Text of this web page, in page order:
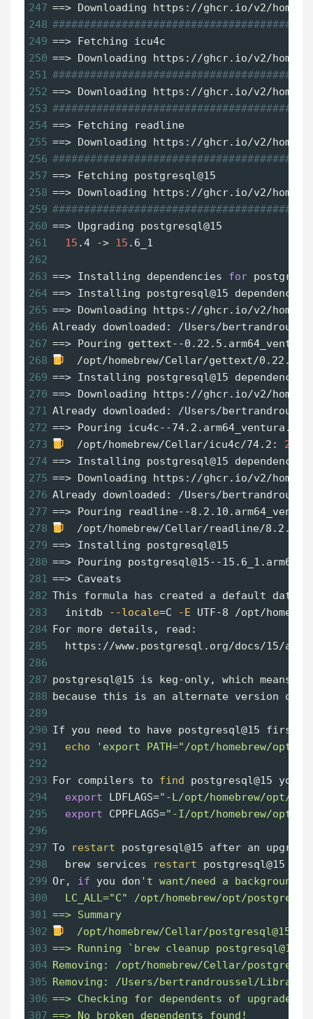
247 ==> Downloading https://ghcr.io/v2/
248
249 ==> Fetching icu4c
250 ==> Downloading https://ghcr.io/v2/
251
252 ==> Downloading https://ghcr.io/v2/
253
254 ==> Fetching readline
255 ==> Downloading https://ghcr.io/v2/
256
257 ==> Fetching postgresql@15
258 ==> Downloading https://ghcr.io/v2/
259
260 ==> Upgrading postgresql@15
261
15 .4 -> 15 .6_1
262
263 ==> Installing dependencies for
264 ==> Installing postgresql@15 dependency:
265 ==> Downloading https://ghcr.io/v2/
266 Already downloaded: /Users/
267 ==> Pouring gettext--
268
  /opt/homebrew/Cellar/gettext/0.22.5:
269 ==> Installing postgresql@15 dependency:
270 ==> Downloading https://ghcr.io/v2/
271 Already downloaded: /Users/
272 ==> Pouring icu4c--
273
  /opt/homebrew/Cellar/icu4c/74.2:
270
274 ==> Installing postgresql@15 dependency:
275 ==> Downloading https://ghcr.io/v2/
276 Already downloaded: /Users/
277 ==> Pouring readline--
278
/opt/homebrew/Cellar/readline/
279 ==> Installing postgresql@15
280 ==> Pouring postgresql@15--
281 ==> Caveats
282 This formula has created a default
283
  initdb
--locale=C -E UTF-8 /opt/
284 For more details, read:
285
https://www.postgresql.org/docs/15/
286
287 postgresql@15 is keg-only, which means
288 because this is an alternate version of
289
290 If you need to have postgresql@15 first
291
echo
'export PATH="/opt/homebrew/opt/
292
293 For compilers to find postgresql@15 you
294
export LDFLAGS="-L/opt/homebrew/opt/
295
export CPPFLAGS="-I/opt/homebrew/opt/
296
297 To restart postgresql@15 after an
298
  brew services
restart postgresql@15
299 Or, if you don 't want/need a background
300
LC_ALL="C" /opt/homebrew/opt/
301 ==> Summary
302
/opt/homebrew/Cellar/postgresql@15/
303 ==> Running `brew cleanup
304 Removing: /opt/homebrew/Cellar/
305 Removing: /Users/bertrandroussel/Library/
306 ==> Checking for dependents of upgraded
307 ==> No broken dependents found!